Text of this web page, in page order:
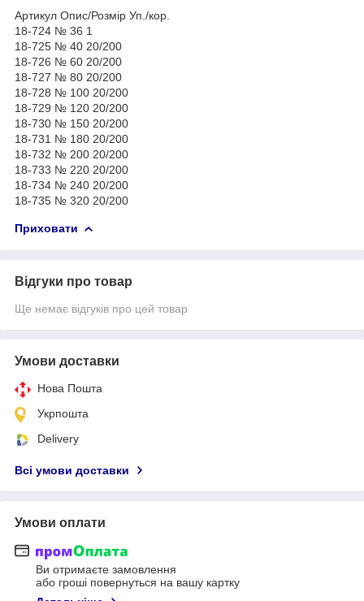
Артикул Опис/Розмір Уп./кор.
18-724 № 36 1
18-725 № 40 20/200
18-726 № 60 20/200
18-727 № 80 20/200
18-728 № 100 20/200
18-729 № 120 20/200
18-730 № 150 20/200
18-731 № 180 20/200
18-732 № 200 20/200
18-733 № 220 20/200
18-734 № 240 20/200
18-735 № 320 20/200
Приховати
Відгуки про товар
Ще немає відгуків про цей товар
Умови доставки
Нова Пошта
Укрпошта
Delivery
Всі умови доставки
Умови оплати
Ви отримаєте замовлення
або гроші повернуться на вашу картку